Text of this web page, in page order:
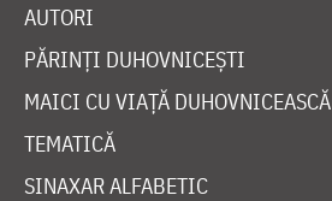
AUTORI
PĂRINȚI DUHOVNICEȘTI
MAICI CU VIAȚĂ DUHOVNICEASCĂ
TEMATICĂ
SINAXAR ALFABETIC